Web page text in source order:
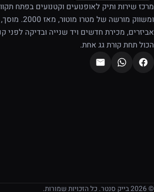
מרכז שירות ותיק לאופנועים וקטנועים בפתח
ומשווק מורשה של מטרו
אביזרים, מכירת חדשים ויד שנייה ובדיקה לפני
הכול תחת קורת גג אחת.
© 2026 בייק סנטר. כל הזכויות שמורות.